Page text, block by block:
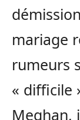
mariage
rumeurs
« difficile
Meghan,